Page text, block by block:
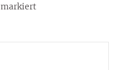
markiert